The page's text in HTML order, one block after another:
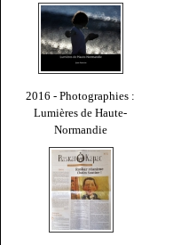
2016 - Photographies :
Lumières de Haute-
Normandie